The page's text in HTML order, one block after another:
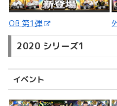
OB 第1弾
2020 シリーズ1
イベント